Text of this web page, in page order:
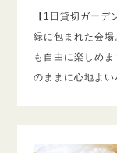
【1日貸切ガーデ
緑に包まれた会
も自由に楽しめ
のままに心地よい